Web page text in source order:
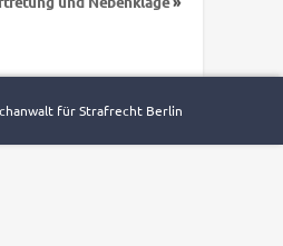
für Strafrecht Berlin